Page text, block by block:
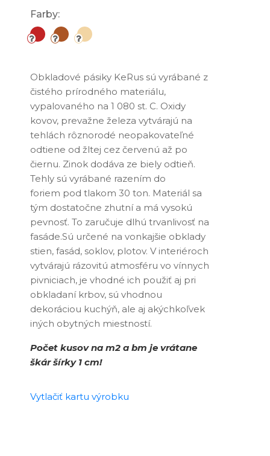
Farby:
Obkladové pásiky KeRus sú vyrábané z
čistého prírodného materiálu,
vypalovaného na 1 080 st. C. Oxidy
kovov, prevažne železa vytvárajú na
tehlách rôznorodé neopakovateľné
odtiene od žltej cez červenú až po
čiernu. Zinok dodáva ze biely odtieň.
Tehly sú vyrábané razením do
foriem pod tlakom 30 ton. Materiál sa
tým dostatočne zhutní a má vysokú
pevnosť. To zaručuje dlhú trvanlivosť na
fasáde.Sú určené na vonkajšie obklady
stien, fasád, soklov, plotov. V interiéroch
vytvárajú rázovitú atmosféru vo vínnych
pivniciach, je vhodné ich použiť aj pri
obkladaní krbov, sú vhodnou
dekoráciou kuchýň, ale aj akýchkoľvek
iných obytných miestností.
Počet kusov na m2 a bm je vrátane
škár šírky 1 cm!
Vytlačiť kartu výrobku